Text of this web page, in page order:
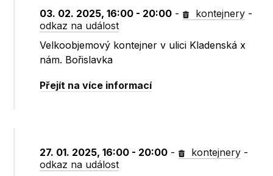
03. 02. 2025, 16:00 - 20:00 - kontejnery -
odkaz na událost
Velkoobjemový kontejner v ulici Kladenská x
nám. Bořislavka
Přejít na více informací
27. 01. 2025, 16:00 - 20:00 - kontejnery -
odkaz na událost